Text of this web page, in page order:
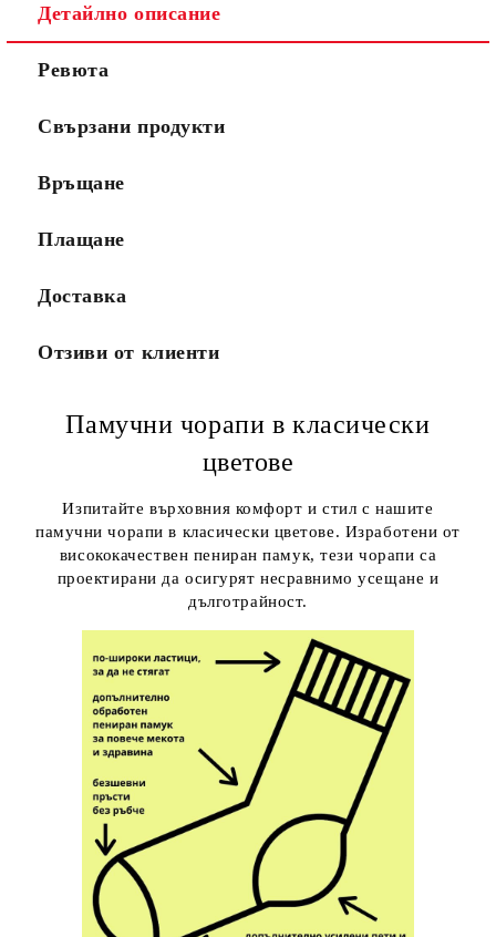
Детайлно описание
Ревюта
Свързани продукти
Връщане
Плащане
Доставка
Отзиви от клиенти
Памучни чорапи в класически
цветове
Изпитайте върховния комфорт и стил с нашите
памучни чорапи в класически цветове. Изработени от
висококачествен пениран памук, тези чорапи са
проектирани да осигурят несравнимо усещане и
дълготрайност.